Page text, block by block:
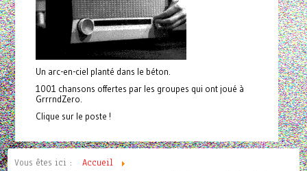
Un arc-en-ciel planté dans le béton.
1001 chansons offertes par les groupes qui ont joué à
GrrrndZero.
Clique sur le poste !
Vous êtes ici :
Accueil